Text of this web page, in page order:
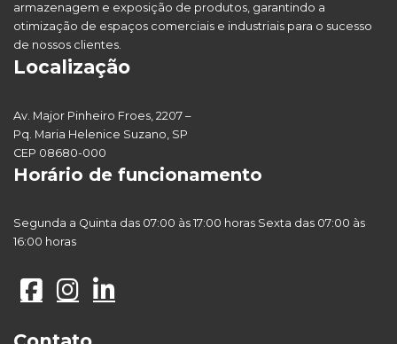
armazenagem e exposição de produtos, garantindo a
otimização de espaços comerciais e industriais para o sucesso
de nossos clientes.
Localização
Av. Major Pinheiro Froes, 2207 –
Pq. Maria Helenice Suzano, SP
CEP 08680-000
Horário de funcionamento
Segunda a Quinta das 07:00 às 17:00 horas Sexta das 07:00 às
16:00 horas